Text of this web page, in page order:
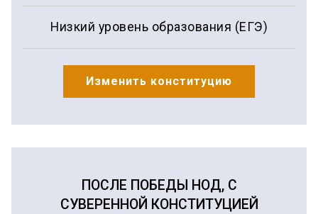
Низкий уровень образования (ЕГЭ)
Изменить конституцию
ПОСЛЕ ПОБЕДЫ НОД, С
СУВЕРЕННОЙ КОНСТИТУЦИЕЙ